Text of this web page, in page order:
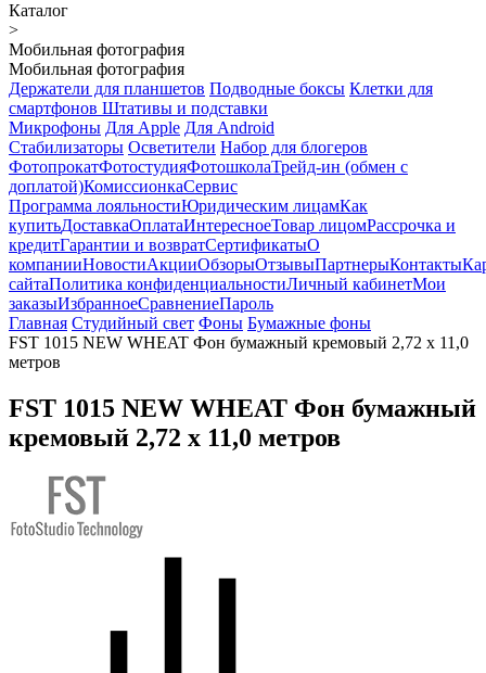
Каталог
>
Мобильная фотография
Мобильная фотография
Держатели для планшетов Подводные боксы Клетки для
смартфонов Штативы и подставки
Микрофоны Для Apple Для Android
Стабилизаторы Осветители Набор для блогеров
ФотопрокатФотостудияФотошколаТрейд-ин (обмен с
доплатой)КомиссионкаСервис
Программа лояльностиЮридическим лицамКак
купитьДоставкаОплатаИнтересноеТовар лицомРассрочка и
кредитГарантии и возвратСертификатыО
компанииНовостиАкцииОбзорыОтзывыПартнерыКонтакты
сайтаПолитика конфиденциальностиЛичный кабинетМои
заказыИзбранноеСравнениеПароль
Главная Студийный свет Фоны Бумажные фоны
FST 1015 NEW WHEAT Фон бумажный кремовый 2,72 х 11,0
метров
FST 1015 NEW WHEAT Фон бумажный
кремовый 2,72 х 11,0 метров